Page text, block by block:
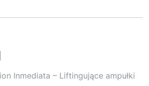
Inmediata – Liftingujące ampułki